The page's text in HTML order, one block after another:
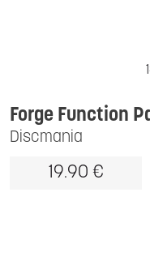
Discmania
Forge Function
19.90 €